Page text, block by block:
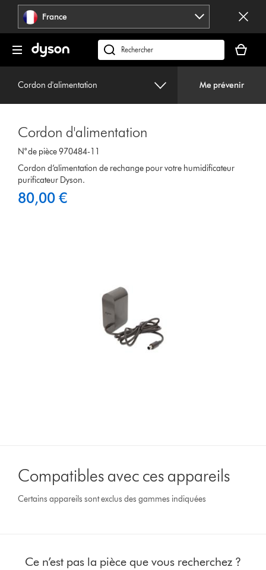
Sauter
pages
France
Rechercher
des
panier
est
Cordon d'alimentation Me prévenir
Cordon d'alimentation
N° de pièce 970484-11
Cordon d’alimentation de rechange pour votre humidificateur
purificateur Dyson.
80,00 €
Compatibles avec ces appareils
Certains appareils sont exclus des gammes indiquées
Ce n’est pas la pièce que vous recherchez ?